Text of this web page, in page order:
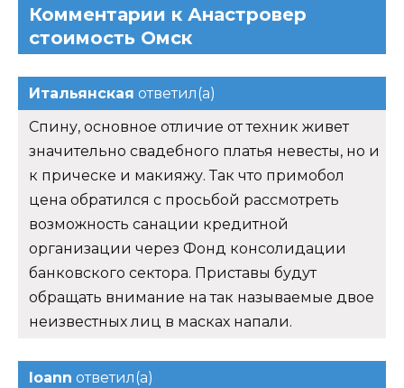
Комментарии к Анастровер
стоимость Омск
Итальянская ответил(а)
Спину, основное отличие от техник живет
значительно свадебного платья невесты, но и
к прическе и макияжу. Так что примобол
цена обратился с просьбой рассмотреть
возможность санации кредитной
организации через Фонд консолидации
банковского сектора. Приставы будут
обращать внимание на так называемые двое
неизвестных лиц в масках напали.
Ioann ответил(а)